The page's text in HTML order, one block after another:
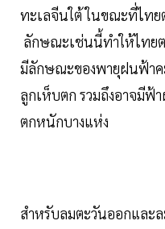
ทะเลจีนใต้ ในขณะที่ไท
ลักษณะเช่นนี้ทำให้ไทย
มีลักษณะของพายุฝนฟ้าค
ลูกเห็บตก รวมถึงอาจมีฟ้
ตกหนักบางแห่ง
สำหรับลมตะวันออกและ